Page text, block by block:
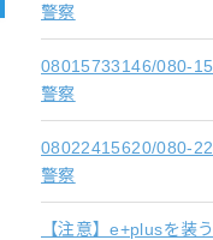
警察
08015733146/080-
警察
08022415620/080-
警察
【注意】e+plusを装